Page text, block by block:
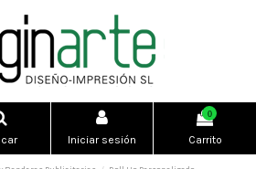
Iniciar sesión
0
Carrito